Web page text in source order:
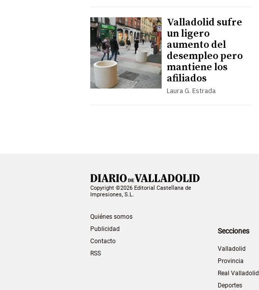
Valladolid sufre
un ligero
aumento del
desempleo pero
mantiene los
afiliados
Laura G. Estrada
Copyright ©2026 Editorial Castellana de
Impresiones, S.L.
Quiénes somos
Publicidad
Contacto
RSS
Secciones
Valladolid
Provincia
Real Valladolid
Deportes